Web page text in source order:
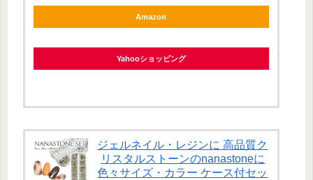
Amazon
Yahooショッピング
ジェルネイル・レジンに 高品質ク
リスタルストーンのnanastoneに
色々サイズ・カラー ケース付セッ